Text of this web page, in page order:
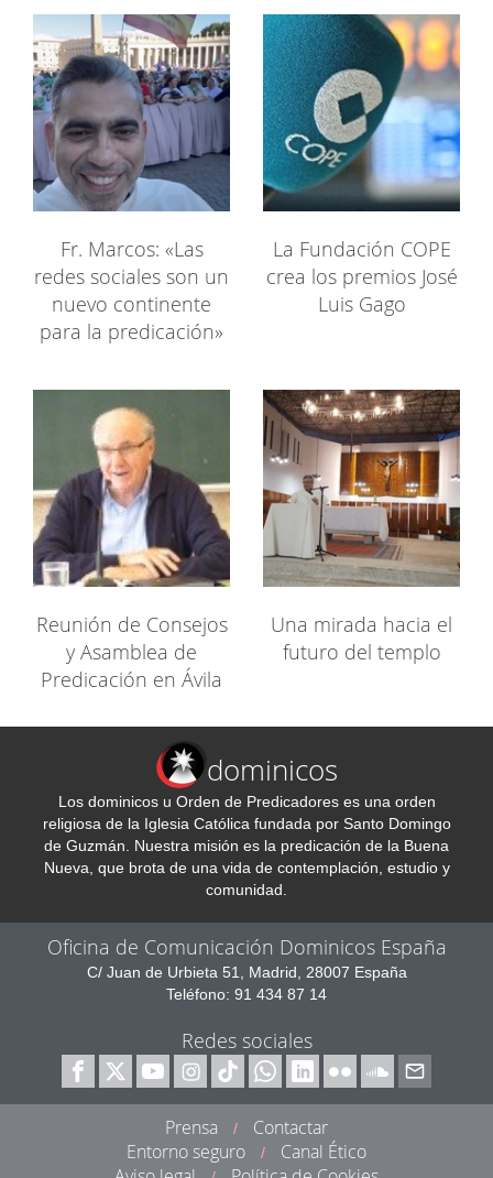
Fr. Marcos: «Las
redes sociales son un
nuevo continente
para la predicación»
La Fundación COPE
crea los premios José
Luis Gago
Reunión de Consejos
y Asamblea de
Predicación en Ávila
Una mirada hacia el
futuro del templo
dominicos
Los dominicos u Orden de Predicadores es una orden
religiosa de la Iglesia Católica fundada por Santo Domingo
de Guzmán. Nuestra misión es la predicación de la Buena
Nueva, que brota de una vida de contemplación, estudio y
comunidad.
Oficina de Comunicación Dominicos España
C/ Juan de Urbieta 51, Madrid, 28007 España
Teléfono: 91 434 87 14
Redes sociales
Prensa /
Contactar
Entorno seguro
/
Canal Ético